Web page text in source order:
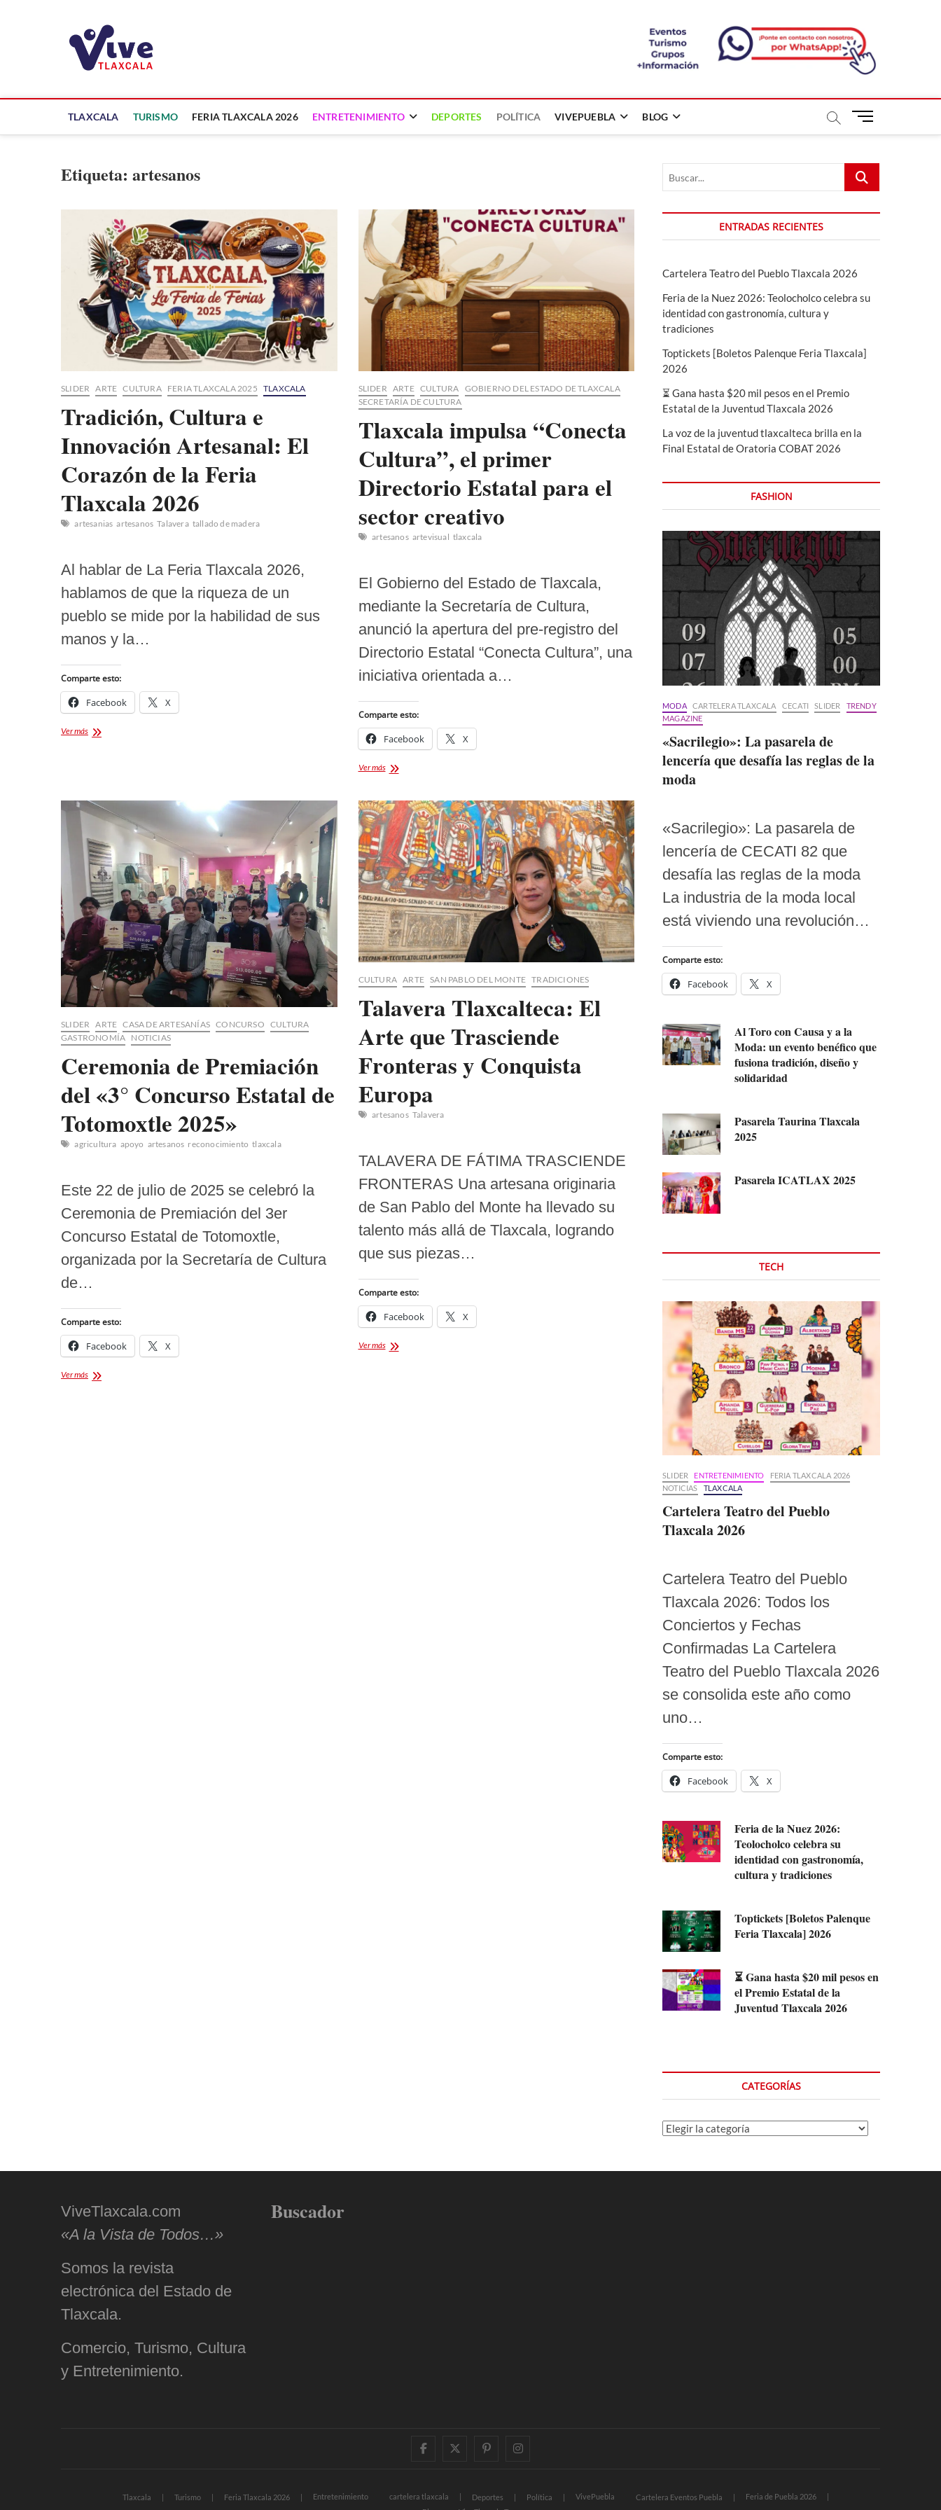
TLAXCALA TURISMO FERIA TLAXCALA 2026 ENTRETENIMIENTO DEPORTES POLÍTICA VIVEPUEBLA BLOG
B
ó
n
d
e
Etiqueta: artesanos
SLIDER ARTE CULTURA FERIA TLAXCALA 2025 TLAXCALA
Tradición, Cultura e
Innovación Artesanal: El
Corazón de la Feria
Tlaxcala 2026
artesanias artesanos Talavera tallado de madera
Al hablar de La Feria Tlaxcala 2026,
hablamos de que la riqueza de un
pueblo se mide por la habilidad de sus
manos y la…
Comparte esto:
Facebook X
Ver másTradición,
Corazón
de
Feria
Tlaxcala
2026
SLIDER ARTE CULTURA GOBIERNO DEL ESTADO DE TLAXCALA
SECRETARÍA DE CULTURA
Tlaxcala impulsa “Conecta
Cultura”, el primer
Directorio Estatal para el
sector creativo
artesanos artevisual tlaxcala
El Gobierno del Estado de Tlaxcala,
mediante la Secretaría de Cultura,
anunció la apertura del pre-registro del
Directorio Estatal “Conecta Cultura”, una
iniciativa orientada a…
Comparte esto:
Facebook X
Ver másTlaxcala
Cultura”,
el
primer
Directorio
Estatal
para
el
sector
creativo
SLIDER ARTE CASA DE ARTESANÍAS CONCURSO
CULTURA
GASTRONOMÍA NOTICIAS
Ceremonia de Premiación
del «3° Concurso Estatal de
Totomoxtle 2025»
agricultura apoyo artesanos reconocimiento tlaxcala
Este 22 de julio de 2025 se celebró la
Ceremonia de Premiación del 3er
Concurso Estatal de Totomoxtle,
organizada por la Secretaría de Cultura
de…
Comparte esto:
Facebook X
Ver másCeremonia
CULTURA ARTE SAN PABLO DEL MONTE TRADICIONES
Talavera Tlaxcalteca: El
Arte que Trasciende
Fronteras y Conquista
Europa
artesanos Talavera
TALAVERA DE FÁTIMA TRASCIENDE
FRONTERAS Una artesana originaria
de San Pablo del Monte ha llevado su
talento más allá de Tlaxcala, logrando
que sus piezas…
Comparte esto:
Facebook X
Ver másTalavera
Buscar...
ENTRADAS RECIENTES
Cartelera Teatro del Pueblo Tlaxcala 2026
Feria de la Nuez 2026: Teolocholco celebra su
identidad con gastronomía, cultura y
tradiciones
Toptickets [Boletos Palenque Feria Tlaxcala]
2026
⏳ Gana hasta $20 mil pesos en el Premio
Estatal de la Juventud Tlaxcala 2026
La voz de la juventud tlaxcalteca brilla en la
Final Estatal de Oratoria COBAT 2026
FASHION
MODA CARTELERA TLAXCALA CECATI SLIDER
TRENDY
MAGAZINE
«Sacrilegio»: La pasarela de
lencería que desafía las reglas de la
moda
«Sacrilegio»: La pasarela de
lencería de CECATI 82 que
desafía las reglas de la moda
La industria de la moda local
está viviendo una revolución…
Comparte esto:
Facebook X
Al Toro con Causa y a la
Moda: un evento benéfico que
fusiona tradición, diseño y
solidaridad
Pasarela Taurina Tlaxcala
2025
Pasarela ICATLAX 2025
TECH
SLIDER ENTRETENIMIENTO
FERIA TLAXCALA 2026
NOTICIAS
TLAXCALA
Cartelera Teatro del Pueblo
Tlaxcala 2026
Cartelera Teatro del Pueblo
Tlaxcala 2026: Todos los
Conciertos y Fechas
Confirmadas La Cartelera
Teatro del Pueblo Tlaxcala 2026
se consolida este año como
uno…
Comparte esto:
Facebook X
Feria de la Nuez 2026:
Teolocholco celebra su
identidad con gastronomía,
cultura y tradiciones
Toptickets [Boletos Palenque
Feria Tlaxcala] 2026
⏳ Gana hasta $20 mil pesos en
el Premio Estatal de la
Juventud Tlaxcala 2026
CATEGORÍAS
Categorías
ViveTlaxcala.com
«A la Vista de Todos…»
Somos la revista
electrónica del Estado de
Tlaxcala.
Comercio, Turismo, Cultura
y Entretenimiento.
Buscador
facebooktwitter
pinterestinstagram
Tlaxcala Turismo Feria Tlaxcala 2026 Entretenimiento cartelera tlaxcala Deportes Política VivePuebla Cartelera Eventos Puebla
Feria de Puebla 2026